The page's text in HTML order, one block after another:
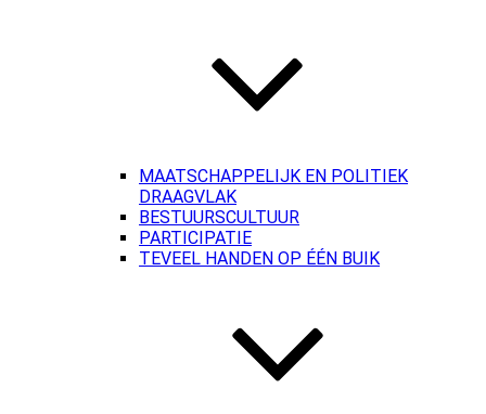
MAATSCHAPPELIJK EN POLITIEK
DRAAGVLAK
BESTUURSCULTUUR
PARTICIPATIE
TEVEEL HANDEN OP ÉÉN BUIK